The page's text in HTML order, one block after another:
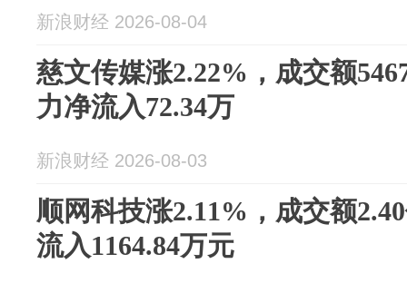
新浪财经 2026-08-04
慈文传媒涨2.22%，成交额
力净流入72.34万
新浪财经 2026-08-03
顺网科技涨2.11%，成交额
流入1164.84万元